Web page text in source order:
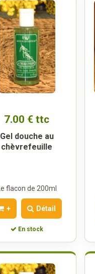
7.00 € ttc
Gel douche au
chèvrefeuille
Le flacon de 200ml
+ Détail
En stock